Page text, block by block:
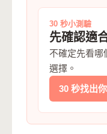
30 秒小測驗
先確認適
不確定先看哪
選擇。
30 秒找出